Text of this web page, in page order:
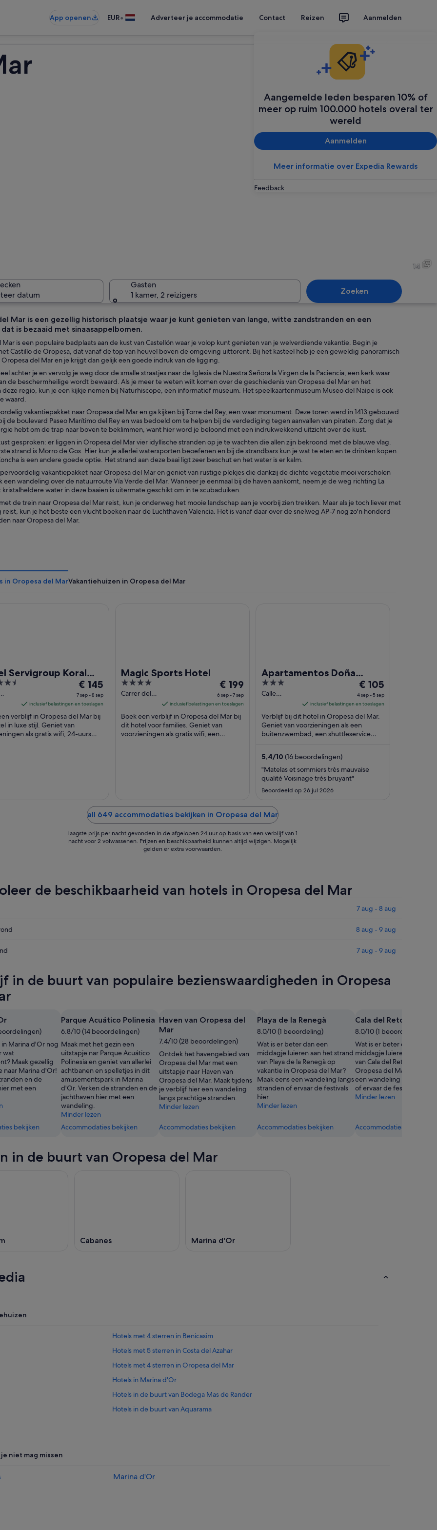
App openen EUR• Adverteer je accommodatie Contact Reizen Aanmelden
Aangemelde leden besparen 10% of
meer op ruim 100.000 hotels overal ter
wereld
Aanmelden
Meer informatie over Expedia Rewards
Feedback
in de buurt van de kust, met uitzicht op een strand en gebouwen op de achtergrond.
14
datum
Gasten
1 kamer, 2 reizigers
Zoeken
Mar is een gezellig historisch plaatsje waar je kunt genieten van lange, witte zandstranden en een
dat is bezaaid met sinaasappelbomen.
is een populaire badplaats aan de kust van Castellón waar je volop kunt genieten van je welverdiende vakantie. Begin je
Castillo de Oropesa, dat vanaf de top van heuvel boven de omgeving uittorent. Bij het kasteel heb je een geweldig panoramisch
del Mar en je krijgt dan gelijk een goede indruk van de ligging.
achter je en vervolg je weg door de smalle straatjes naar de Iglesia de Nuestra Señora la Virgen de la Paciencia, een kerk waar
de beschermheilige wordt bewaard. Als je meer te weten wilt komen over de geschiedenis van Oropesa del Mar en het
deze regio, kun je een kijkje nemen bij Naturhiscope, een informatief museum. Het speelkaartenmuseum Museo del Naipe is ook
waard.
vakantiepakket naar Oropesa del Mar en ga kijken bij Torre del Rey, een waar monument. Deze toren werd in 1413 gebouwd
de boulevard Paseo Marítimo del Rey en was bedoeld om te helpen bij de verdediging tegen aanvallen van piraten. Zorg dat je
hebt om de trap naar boven te beklimmen, want hier word je beloond met een indrukwekkend uitzicht over de kust.
gesproken: er liggen in Oropesa del Mar vier idyllische stranden op je te wachten die allen zijn bekroond met de blauwe vlag.
strand is Morro de Gos. Hier kun je allerlei watersporten beoefenen en bij de strandbars kun je wat te eten en te drinken kopen.
is een andere goede optie. Het strand aan deze baai ligt zeer beschut en het water is er kalm.
vakantiepakket naar Oropesa del Mar en geniet van rustige plekjes die dankzij de dichte vegetatie mooi verscholen
een wandeling over de natuurroute Vía Verde del Mar. Wanneer je eenmaal bij de haven aankomt, neem je de weg richting La
kristalheldere water in deze baaien is uitermate geschikt om in te scubaduiken.
de trein naar Oropesa del Mar reist, kun je onderweg het mooie landschap aan je voorbij zien trekken. Maar als je toch liever met
kun je het beste een vlucht boeken naar de Luchthaven Valencia. Het is vanaf daar over de snelweg AP-7 nog zo'n honderd
naar Oropesa del Mar.
in Oropesa del MarVakantiehuizen in Oropesa del Mar
Servigroup Koral
De
prijs
is
€ 145
nacht
€ 145
7 sep - 8 sep
inclusief belastingen en toeslagen
verblijf in Oropesa del Mar bij
in luxe stijl. Geniet van
als gratis wifi, 24-uurs
Magic Sports Hotel
4
out
5
Carrer dels
del Mar
De
prijs
is
€ 199
per
nacht
€ 199
6 sep - 7 sep
inclusief belastingen en toeslagen
Boek een verblijf in Oropesa del Mar bij
dit hotel voor families. Geniet van
voorzieningen als gratis wifi, een
Apartamentos Doña
Carmen 3000
3
out
5
Calle
del Mar
Castellon
De
prijs
is
€ 105
per
nacht
sep
€ 105
4 sep - 5 sep
inclusief belastingen en toeslagen
Verblijf bij dit hotel in Oropesa del Mar.
Geniet van voorzieningen als een
buitenzwembad, een shuttleservice
5,4/10 (16 beoordelingen)
"Matelas et sommiers très mauvaise
qualité Voisinage très bruyant"
Beoordeeld op 26 jul 2026
all 649 accommodaties bekijken in Oropesa del Mar
Laagste prijs per nacht gevonden in de afgelopen 24 uur op basis van een verblijf van 1
nacht voor 2 volwassenen. Prijzen en beschikbaarheid kunnen altijd wijzigen. Mogelijk
gelden er extra voorwaarden.
de beschikbaarheid van hotels in Oropesa del Mar
7 aug - 8 aug
8 aug - 9 aug
7 aug - 9 aug
in de buurt van populaire bezienswaardigheden in Oropesa
Marina d'Or nog
wat
Maak gezellig
naar Marina d'Or!
en de
met een
bekijken
Parque Acuático Polinesia
6.8/10 (14 beoordelingen)
Maak met het gezin een
uitstapje nar Parque Acuático
Polinesia en geniet van allerlei
achtbanen en spelletjes in dit
amusementspark in Marina
d'Or. Verken de stranden en de
jachthaven hier met een
wandeling.
Minder lezen
Accommodaties bekijken
Haven van Oropesa del
Mar
7.4/10 (28 beoordelingen)
Ontdek het havengebied van
Oropesa del Mar met een
uitstapje naar Haven van
Oropesa del Mar. Maak tijdens
je verblijf hier een wandeling
langs prachtige stranden.
Minder lezen
Accommodaties bekijken
Playa de la Renegà
8.0/10 (1 beoordeling)
Wat is er beter dan een
middagje luieren aan het strand
van Playa de la Renegà op
vakantie in Oropesa del Mar?
Maak eens een wandeling langs
stranden of ervaar de festivals
hier.
Minder lezen
Accommodaties bekijken
Cala del Retor
8.0/10 (1 beoordeling)
Wat is er beter dan een
middagje luieren aan het
van Cala del Retor op
Oropesa del Mar? Maak
een wandeling langs
of ervaar de festivals hier.
Minder lezen
Accommodaties bekijken
in de buurt van Oropesa del Mar
Cabanes Marina d'Or
Hotels met 4 sterren in Benicasim
Hotels met 5 sterren in Costa del Azahar
Hotels met 4 sterren in Oropesa del Mar
Hotels in Marina d'Or
Hotels in de buurt van Bodega Mas de Rander
Hotels in de buurt van Aquarama
Particuliere vakantiehuizen in Benicasim
niet mag missen
Marina d'Or